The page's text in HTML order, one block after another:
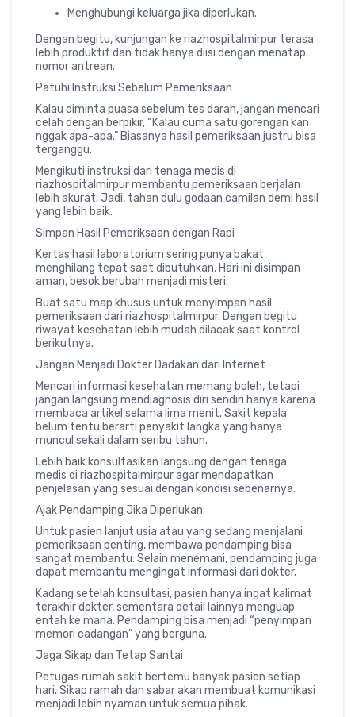
Menghubungi keluarga jika diperlukan.
Dengan begitu, kunjungan ke riazhospitalmirpur terasa
lebih produktif dan tidak hanya diisi dengan menatap
nomor antrean.
Patuhi Instruksi Sebelum Pemeriksaan
Kalau diminta puasa sebelum tes darah, jangan mencari
celah dengan berpikir, “Kalau cuma satu gorengan kan
nggak apa-apa.” Biasanya hasil pemeriksaan justru bisa
terganggu.
Mengikuti instruksi dari tenaga medis di
riazhospitalmirpurmembantu pemeriksaan berjalan
lebih akurat. Jadi, tahan dulu godaan camilan demi hasil
yang lebih baik.
Simpan Hasil Pemeriksaan dengan Rapi
Kertas hasil laboratorium sering punya bakat
menghilang tepat saat dibutuhkan. Hari ini disimpan
aman, besok berubah menjadi misteri.
Buat satu map khusus untuk menyimpan hasil
pemeriksaan dari riazhospitalmirpur. Dengan begitu
riwayat kesehatan lebih mudah dilacak saat kontrol
berikutnya.
Jangan Menjadi Dokter Dadakan dari Internet
Mencari informasi kesehatan memang boleh, tetapi
jangan langsung mendiagnosis diri sendiri hanya karena
membaca artikel selama lima menit. Sakit kepala
belum tentu berarti penyakit langka yang hanya
muncul sekali dalam seribu tahun.
Lebih baik konsultasikan langsung dengan tenaga
medis di riazhospitalmirpuragar mendapatkan
penjelasan yang sesuai dengan kondisi sebenarnya.
Ajak Pendamping Jika Diperlukan
Untuk pasien lanjut usia atau yang sedang menjalani
pemeriksaan penting, membawa pendamping bisa
sangat membantu. Selain menemani, pendamping juga
dapat membantu mengingat informasi dari dokter.
Kadang setelah konsultasi, pasien hanya ingat kalimat
terakhir dokter, sementara detail lainnya menguap
entah ke mana. Pendamping bisa menjadi “penyimpan
memori cadangan” yang berguna.
Jaga Sikap dan Tetap Santai
Petugas rumah sakit bertemu banyak pasien setiap
hari. Sikap ramah dan sabar akan membuat komunikasi
menjadi lebih nyaman untuk semua pihak.